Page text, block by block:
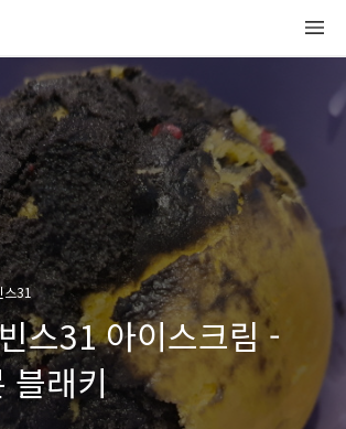
스31
스31 아이스크림 -
블래키